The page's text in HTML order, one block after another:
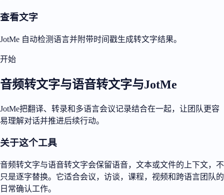
查看文字
JotMe 自动检测语言并附带时间戳生成转文字结果。
开始
音频转文字与语音转文字与JotMe
JotMe把翻译、转录和多语言会议记录结合在一起，让团队更容
易理解对话并推进后续行动。
关于这个工具
音频转文字与语音转文字会保留语音，文本或文件的上下文，不
只是逐字替换。它适合会议，访谈，课程，视频和跨语言团队的
日常确认工作。